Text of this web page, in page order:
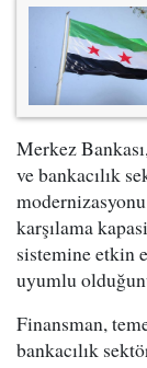
Merkez
ve bankacılık
karşılama
sistemine etkin
uyumlu
Finansman,
bankacılık